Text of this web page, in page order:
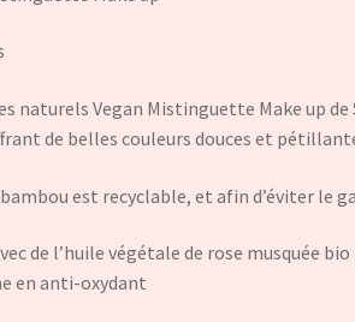
naturels Vegan Mistinguette Make up
de belles couleurs douces et
est recyclable, et afin d’éviter le
de l’huile végétale de rose musquée
en anti-oxydant